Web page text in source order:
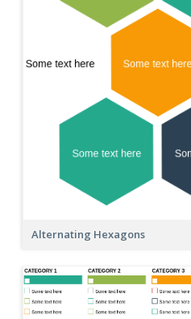
Alternating Hexagons